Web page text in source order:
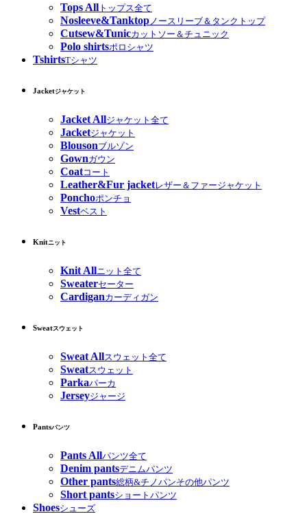
Tops All トップス全て
Nosleeve&Tanktop ノースリーブ＆タンクトップ
Cutsew&Tunicカットソー＆チュニック
Polo shirtsポロシャツ
TshirtsTシャツ
Jacketジャケット
Jacket Allジャケット全て
Jacketジャケット
Blousonブルゾン
Gownガウン
Coatコート
Leather&Fur jacketレザー＆ファージャケット
Ponchoポンチョ
Vestベスト
Knitニット
Knit Allニット全て
Sweaterセーター
Cardiganカーディガン
Sweatスウェット
Sweat Allスウェット全て
Sweatスウェット
Parkaパーカ
Jerseyジャージ
Pantsパンツ
Pants Allパンツ全て
Denim pantsデニムパンツ
Other pants総柄&チノパンその他パンツ
Short pantsショートパンツ
Shoesシューズ